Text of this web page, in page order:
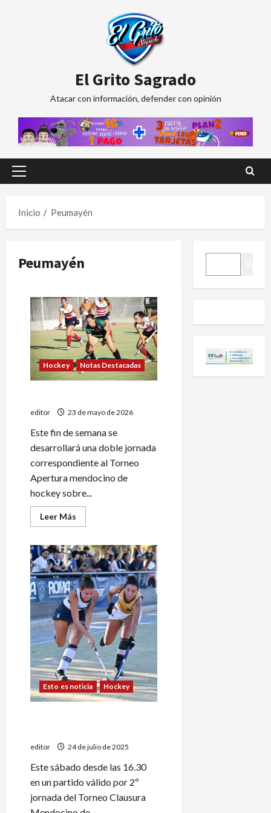
El Grito Sagrado
Atacar con información, defender con opinión
Menú
Inicio
Peumayén
Peumayén
Hockey Notas Destacadas
editor 23 de mayo de 2026
Este fin de semana se
desarrollará una doble jornada
correspondiente al Torneo
Apertura mendocino de
hockey sobre...
Leer Más
más
Maristas
recibe
a
Peumayén
Esto es noticia Hockey
editor 24 de julio de 2025
Este sábado desde las 16.30
en un partido válido por 2º
jornada del Torneo Clausura